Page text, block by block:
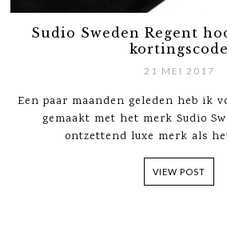
Sudio Sweden Regent
kortingscode
21 MEI 2017
Een paar maanden geleden heb ik
gemaakt met het merk Sudio
ontzettend luxe merk als
VIEW POST